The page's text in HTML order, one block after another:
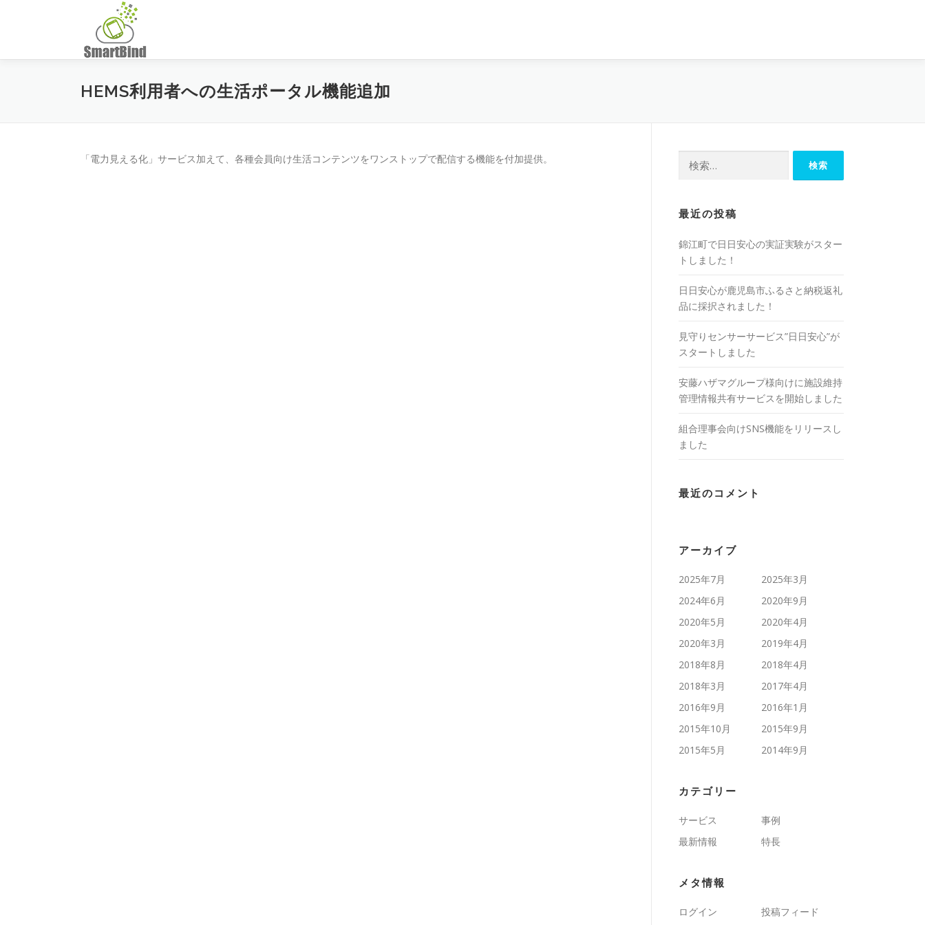
HEMS利用者への生活ポータル機能追加
「電力見える化」サービス加えて、各種会員向け生活コンテンツをワンストップで配信する機能を付加提供。
最近の投稿
錦江町で日日安心の実証実験がスター
トしました！
日日安心が鹿児島市ふるさと納税返礼
品に採択されました！
見守りセンサーサービス”日日安心”が
スタートしました
安藤ハザマグループ様向けに施設維持
管理情報共有サービスを開始しました
組合理事会向けSNS機能をリリースし
ました
最近のコメント
アーカイブ
2025年7月
2025年3月
2024年6月
2020年9月
2020年5月
2020年4月
2020年3月
2019年4月
2018年8月
2018年4月
2018年3月
2017年4月
2016年9月
2016年1月
2015年10月
2015年9月
2015年5月
2014年9月
カテゴリー
サービス
事例
最新情報
特長
メタ情報
ログイン 投稿フィード